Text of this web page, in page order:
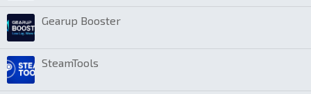
Gearup Booster
SteamTools